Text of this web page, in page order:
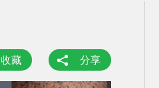
收藏 分享